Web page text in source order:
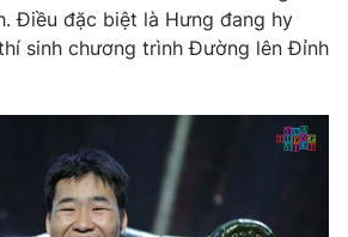
hình thức nếu không có sự chấp
rõ nguồn VTV.vn khi phát hành lại
Điều đặc biệt là Hưng đang hy
sinh chương trình Đường lên Đỉnh